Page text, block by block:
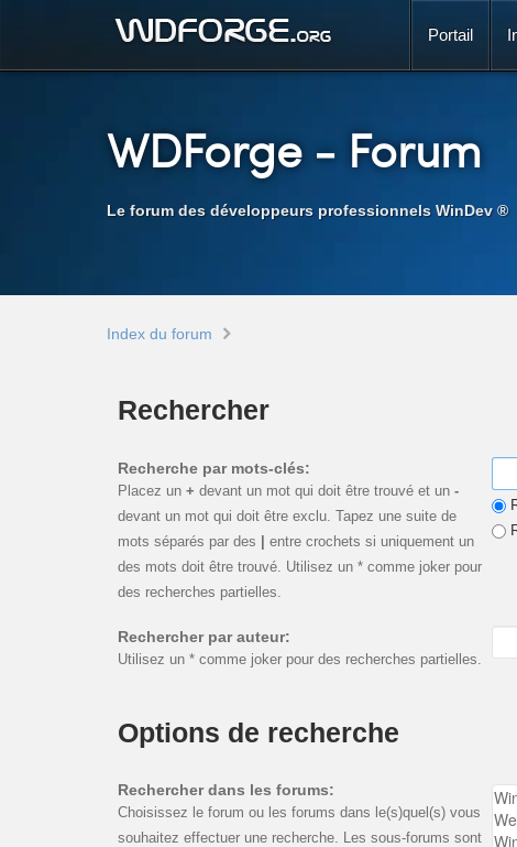
Portail
WDForge- Forum
Le forum des développeurs professionnels WinDev ®
Index du forum
Rechercher
Recherche par mots-clés:
Placez un + devant un mot qui doit être trouvé et un -
devant un mot qui doit être exclu. Tapez une suite de
mots séparés par des
entre crochets si uniquement un
des mots doit être trouvé. Utilisez un * comme joker pour
des recherches partielles.
Rechercher par auteur:
Utilisez un * comme joker pour des recherches partielles.
Options de recherche
Rechercher dans les forums:
Choisissez le forum ou les forums dans le(s)quel(s) vous
souhaitez effectuer une recherche. Les sous-forums sont